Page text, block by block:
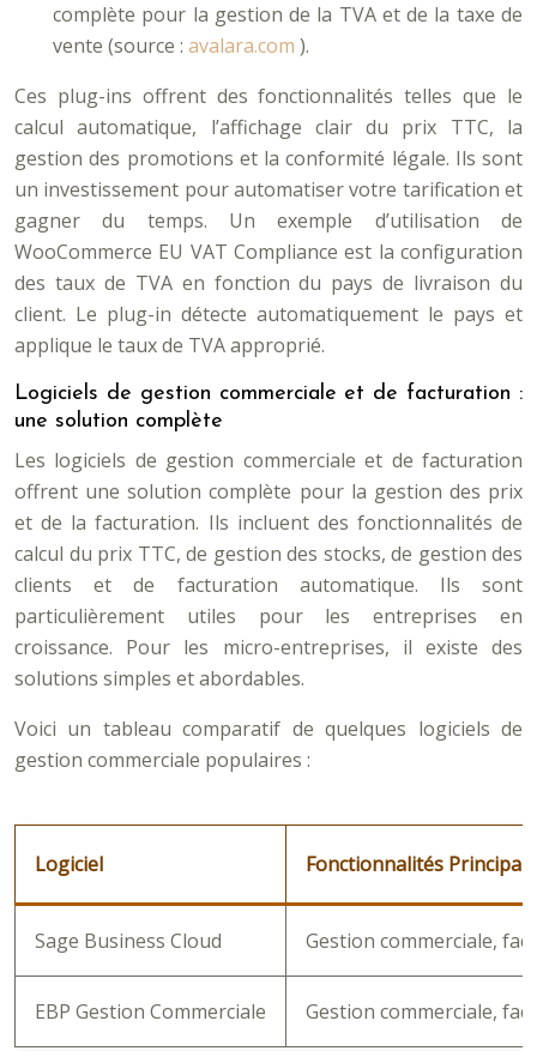
complète pour la gestion de la TVA et de la taxe de
vente (source : avalara.com ).
Ces plug-ins offrent des fonctionnalités telles que le
calcul automatique, l’affichage clair du prix TTC, la
gestion des promotions et la conformité légale. Ils sont
un investissement pour automatiser votre tarification et
gagner du temps. Un exemple d’utilisation de
WooCommerce EU VAT Compliance est la configuration
des taux de TVA en fonction du pays de livraison du
client. Le plug-in détecte automatiquement le pays et
applique le taux de TVA approprié.
Logiciels de gestion commerciale et de facturation :
une solution complète
Les logiciels de gestion commerciale et de facturation
offrent une solution complète pour la gestion des prix
et de la facturation. Ils incluent des fonctionnalités de
calcul du prix TTC, de gestion des stocks, de gestion des
clients et de facturation automatique. Ils sont
particulièrement utiles pour les entreprises en
croissance. Pour les micro-entreprises, il existe des
solutions simples et abordables.
Voici un tableau comparatif de quelques logiciels de
gestion commerciale populaires :
Logiciel Fonctionnalités
Sage Business Cloud Gestion commerciale,
EBP Gestion Commerciale Gestion commerciale,